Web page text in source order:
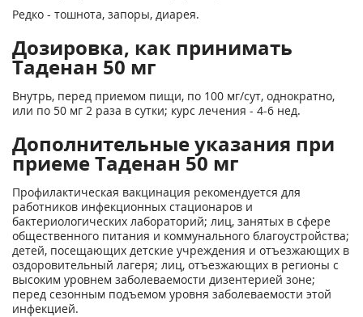
Редко - тошнота, запоры, диарея.
Дозировка, как принимать
Таденан 50 мг
Внутрь, перед приемом пищи, по 100 мг/сут, однократно,
или по 50 мг 2 раза в сутки; курс лечения - 4-6 нед.
Дополнительные указания при
приеме Таденан 50 мг
Профилактическая вакцинация рекомендуется для
работников инфекционных стационаров и
бактериологических лабораторий; лиц, занятых в сфере
общественного питания и коммунального благоустройства;
детей, посещающих детские учреждения и отъезжающих в
оздоровительный лагеря; лиц, отъезжающих в регионы с
высоким уровнем заболеваемости дизентерией зоне;
перед сезонным подъемом уровня заболеваемости этой
инфекцией.